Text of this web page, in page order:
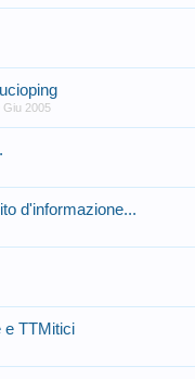
Giu 2005
d'informazione...
e TTMitici